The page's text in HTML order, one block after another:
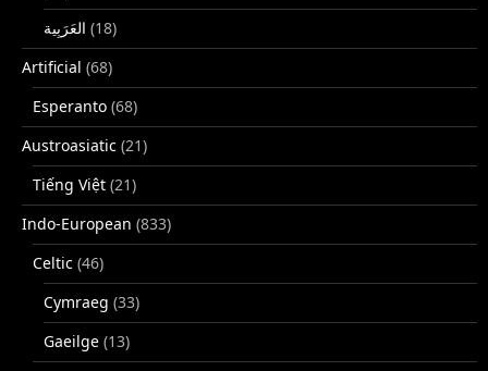
(18)
Artificial (68)
Esperanto (68)
Austroasiatic (21)
Tiếng Việt (21)
Indo-European (833)
Celtic (46)
Cymraeg (33)
Gaeilge (13)